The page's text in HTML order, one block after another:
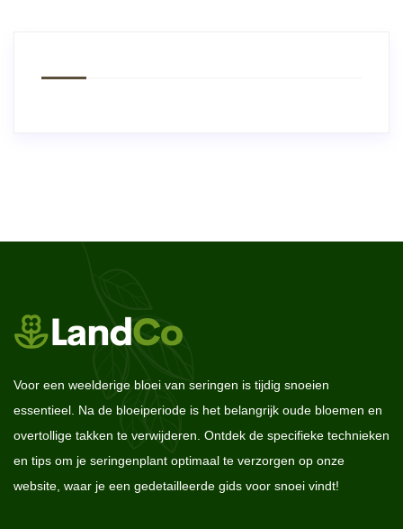
Voor een weelderige bloei van seringen is tijdig snoeien
essentieel. Na de bloeiperiode is het belangrijk oude bloemen en
overtollige takken te verwijderen. Ontdek de specifieke technieken
en tips om je seringenplant optimaal te verzorgen op onze
website, waar je een gedetailleerde gids voor snoei vindt!